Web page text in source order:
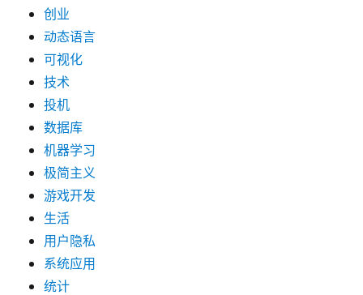
创业
动态语言
可视化
技术
投机
数据库
机器学习
极简主义
游戏开发
生活
用户隐私
系统应用
统计